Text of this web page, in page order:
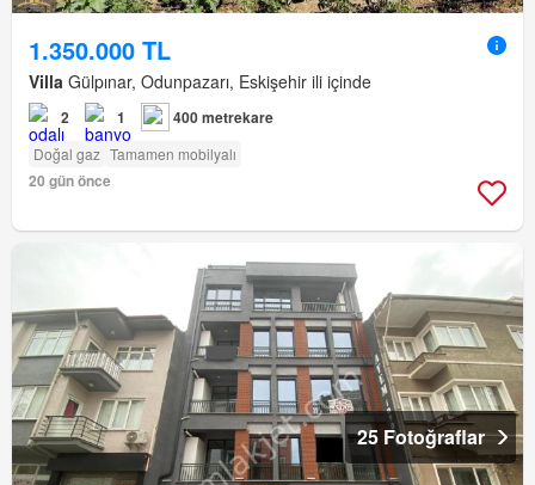
1.350.000 TL
Villa Gülpınar, Odunpazarı, Eskişehir ili içinde
2 1 400 metrekare
Doğal gaz Tamamen mobilyalı
20 gün önce
25 Fotoğraflar